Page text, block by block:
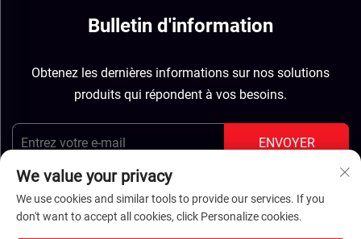
Bulletin d'information
Obtenez les dernières informations sur nos solutions
produits qui répondent à vos besoins.
ENVOYER
We value your privacy
We use cookies and similar tools to provide our services. If you
don't want to accept all cookies, click Personalize cookies.